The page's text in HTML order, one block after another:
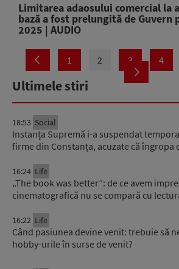
Limitarea adaosului comercial la
bază a fost prelungită de Guvern
2025 | AUDIO
1 2 3 4
Ultimele stiri
18:53 Social
Instanța Supremă i-a suspendat
firme din Constanța, acuzate că îngropa
16:24 Life
„The book was better”: de ce avem
cinematografică nu se compară cu
16:22 Life
Când pasiunea devine venit: trebuie să
hobby-urile în surse de venit?